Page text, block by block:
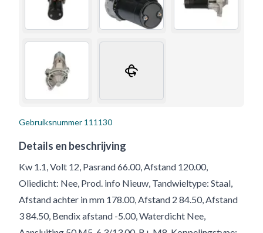
Gebruiksnummer 111130
Details en beschrijving
Kw 1.1, Volt 12, Pasrand 66.00, Afstand 120.00,
Oliedicht: Nee, Prod. info Nieuw, Tandwieltype: Staal,
Afstand achter in mm 178.00, Afstand 2 84.50, Afstand
3 84.50, Bendix afstand -5.00, Waterdicht Nee,